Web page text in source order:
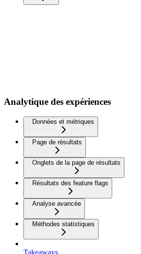
Analytique des expériences
Données et métriques
Page de résultats
Onglets de la page de résultats
Résultats des feature flags
Analyse avancée
Méthodes statistiques
Takeaways